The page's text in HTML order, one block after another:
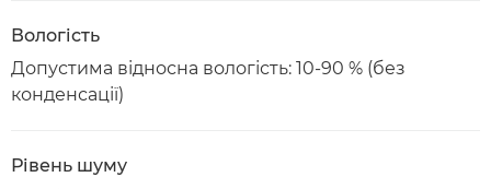
Вологість
Допустима відносна вологість: 10-90 % (без
конденсації)
Рівень шуму